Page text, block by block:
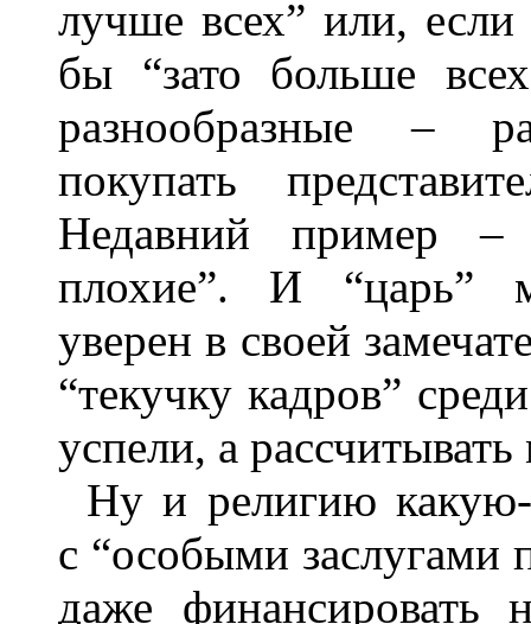
лучше всех” или,
бы “зато больше
разнообразные –
покупать
Недавний пример
плохие”. И “царь”
уверен в своей
“текучку кадров”
успели, а
Ну и религию какую-
с “особыми заслугами
даже финансировать